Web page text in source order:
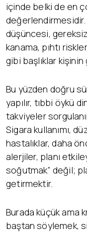
içinde belki de en
değerlendirmesidir.
düşüncesi,
kanama, pıhtı
gibi başlıklar
Bu yüzden doğru
yapılır, tıbbi öykü
takviyeler
Sigara kullanımı,
hastalıklar, daha
alerjiler, planı
soğutmak” değil;
getirmektir.
Burada küçük ama
baştan söylemek,